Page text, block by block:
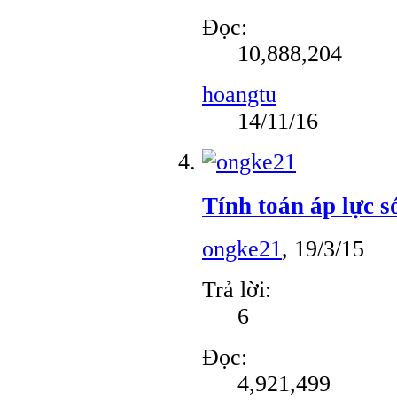
Đọc:
10,888,204
hoangtu
14/11/16
Tính toán áp lực
ongke21, 19/3/15
Trả lời:
6
Đọc:
4,921,499